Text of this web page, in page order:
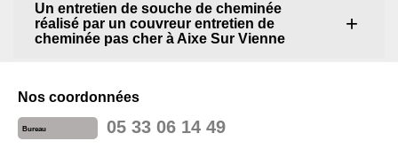
Un entretien de souche de cheminée
réalisé par un couvreur entretien de
cheminée pas cher à Aixe Sur Vienne
Nos coordonnées
Bureau 05 33 06 14 49